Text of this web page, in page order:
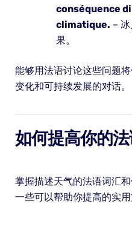
conséquence
climatique. –
果。
能够用法语讨论这些问题
变化和可持续发展的对话。
如何提高你的
掌握描述天气的法语词汇
一些可以帮助你提高的实用